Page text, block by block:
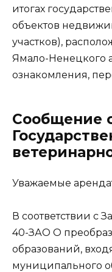
итогах
объектов
участков),
Ямало-Ненецкого
ознакомления,
Сообщение
Уважаемые
В соответствии с
40-ЗАО О
образований,
муниципального